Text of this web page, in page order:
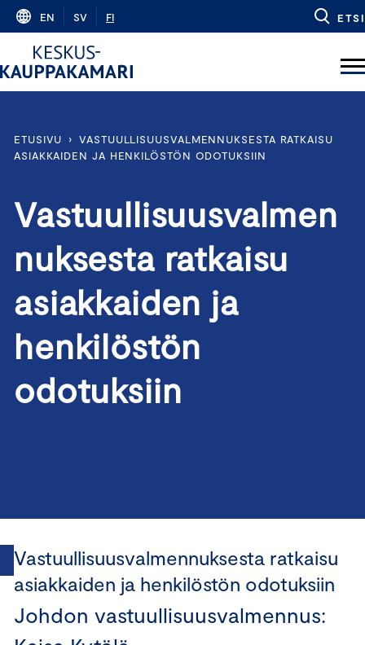
Skip
content
EN SV FI ETSI
ETUSIVU › VASTUULLISUUSVALMENNUKSESTA RATKAISU
ASIAKKAIDEN JA HENKILÖSTÖN ODOTUKSIIN
Vastuullisuusvalmen
nuksesta ratkaisu
asiakkaiden ja
henkilöstön
odotuksiin
Vastuullisuusvalmennuksesta ratkaisu
asiakkaiden ja henkilöstön odotuksiin
Johdon vastuullisuusvalmennus: